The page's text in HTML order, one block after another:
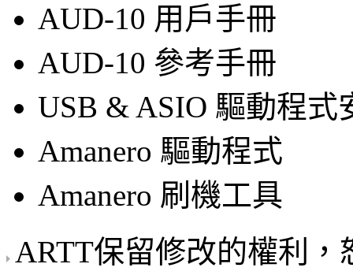
AUD-10 用戶手冊
AUD-10 參考手冊
USB & ASIO 驅動程式
Amanero 驅動程式
Amanero 刷機工具
ARTT保留修改的權利